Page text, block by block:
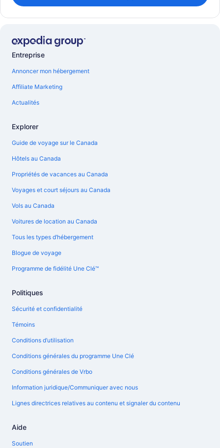
Entreprise
Annoncer mon hébergement
Affiliate Marketing
Actualités
Explorer
Guide de voyage sur le Canada
Hôtels au Canada
Propriétés de vacances au Canada
Voyages et court séjours au Canada
Vols au Canada
Voitures de location au Canada
Tous les types d’hébergement
Blogue de voyage
Programme de fidélité Une Clé™
Politiques
Sécurité et confidentialité
Témoins
Conditions d’utilisation
Conditions générales du programme Une Clé
Conditions générales de Vrbo
Information juridique/Communiquer avec nous
Lignes directrices relatives au contenu et signaler du contenu
Aide
Soutien